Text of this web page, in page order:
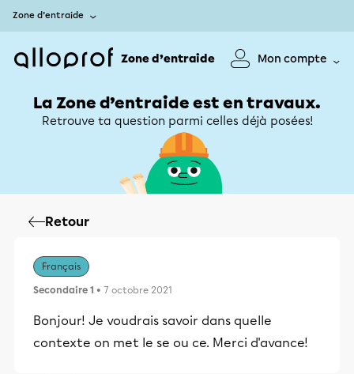
Zone d’entraide
Zone d’entraide Mon compte
La Zone d’entraide est en travaux.
Retrouve ta question parmi celles déjà posées!
Retour
Français
Secondaire 1 • 7 octobre 2021
Bonjour! Je voudrais savoir dans quelle
contexte on met le se ou ce. Merci d'avance!